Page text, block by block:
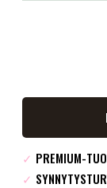
✓ PREMIUM-
✓